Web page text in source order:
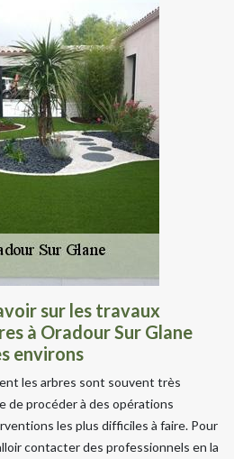
sur les travaux
à Oradour Sur Glane
environs
les arbres sont souvent très
de procéder à des opérations
les plus difficiles à faire. Pour
contacter des professionnels en la